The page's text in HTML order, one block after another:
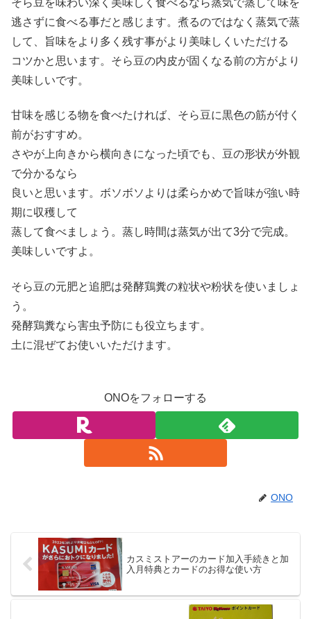
そら豆を味わい深く美味しく食べるなら蒸気で蒸して味を
逃さずに食べる事だと感じます。煮るのではなく蒸気で蒸
して、旨味をより多く残す事がより美味しくいただける
コツかと思います。そら豆の内皮が固くなる前の方がより
美味しいです。
甘味を感じる物を食べたければ、そら豆に黒色の筋が付く
前がおすすめ。
さやが上向きから横向きになった頃でも、豆の形状が外観
で分かるなら
良いと思います。ボソボソよりは柔らかめで旨味が強い時
期に収穫して
蒸して食べましょう。蒸し時間は蒸気が出て3分で完成。
美味しいですよ。
そら豆の元肥と追肥は発酵鶏糞の粒状や粉状を使いましょ
う。
発酵鶏糞なら害虫予防にも役立ちます。
土に混ぜてお使いいただけます。
ONOをフォローする
ONO
カスミストアーのカード加入手続きと加
入月特典とカードのお得な使い方